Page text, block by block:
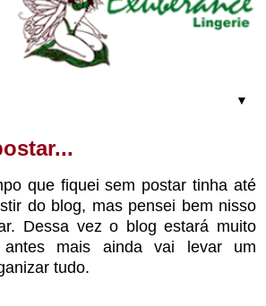
▼
que fiquei sem postar tinha até
do blog, mas pensei bem nisso
Dessa vez o blog estará muito
mais ainda vai levar um
tudo.